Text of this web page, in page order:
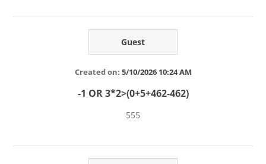
Guest
Created on: 5/10/2026 10:24 AM
-1 OR 3*2>(0+5+462-462)
555